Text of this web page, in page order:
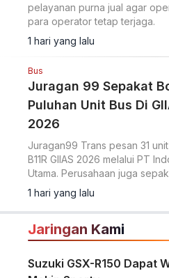
pelayanan purna jual agar
para operator tetap terjaga.
1 hari yang lalu
Bus
Juragan 99 Sepakat
Puluhan Unit Bus Di
2026
Juragan99 Trans pesan 31
B11R GIIAS 2026 melalui PT
Utama. Perusahaan juga
dua unit double decker
Scania K450CB untuk layanan
premium.
1 hari yang lalu
Jaringan Kami
Suzuki GSX-R150 Dapat